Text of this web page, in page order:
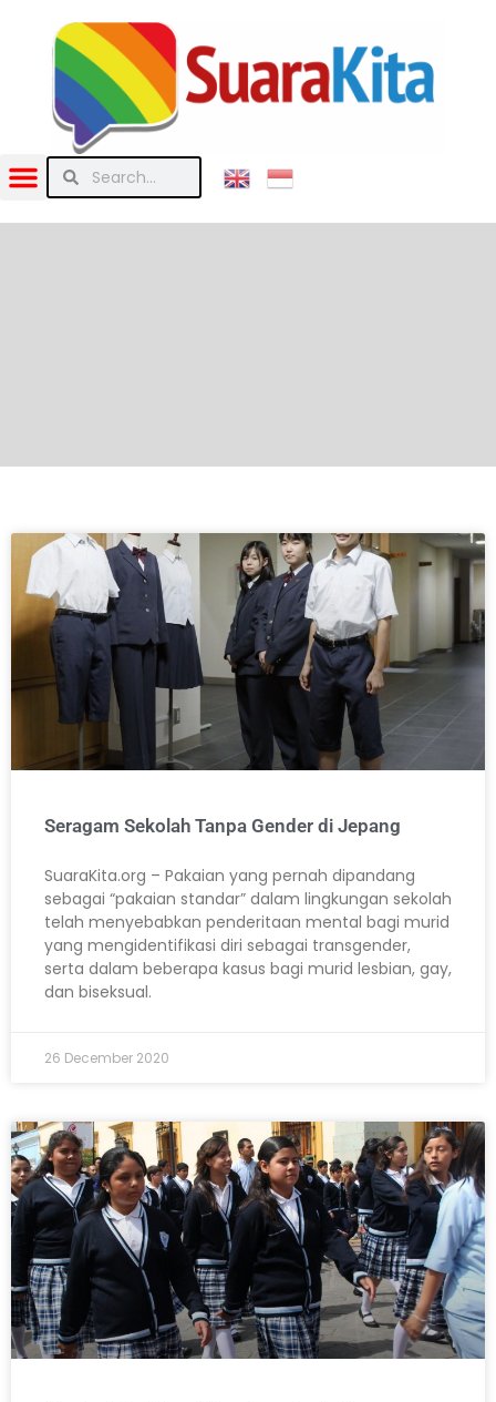
Seragam Sekolah Tanpa Gender di Jepang
SuaraKita.org – Pakaian yang pernah dipandang
sebagai “pakaian standar” dalam lingkungan sekolah
telah menyebabkan penderitaan mental bagi murid
yang mengidentifikasi diri sebagai transgender,
serta dalam beberapa kasus bagi murid lesbian, gay,
dan biseksual.
26 December 2020